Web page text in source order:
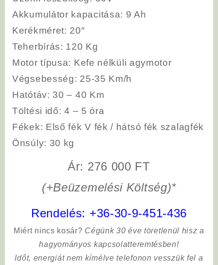
Akkumulátor kapacitása: 9 Ah
Kerékméret: 20″
Teherbírás: 120 Kg
Motor típusa: Kefe nélküli agymotor
Végsebesség: 25-35 Km/h
Hatótáv: 30 – 40 Km
Töltési idő: 4 – 5 óra
Fékek: Első fék V fék / hátsó fék szalagfék
Önsúly: 30 kg
Ár: 276 000 FT
(+Beüzemelési Költség)*
Rendelés: +36-30-9-451-436
Miért nincs kosár? Cégünk 30 éve töretlenül hisz a
hagyományos kapcsolatteremtésben!
Időt, energiát nem kímélvetelefonon vesszük fel a